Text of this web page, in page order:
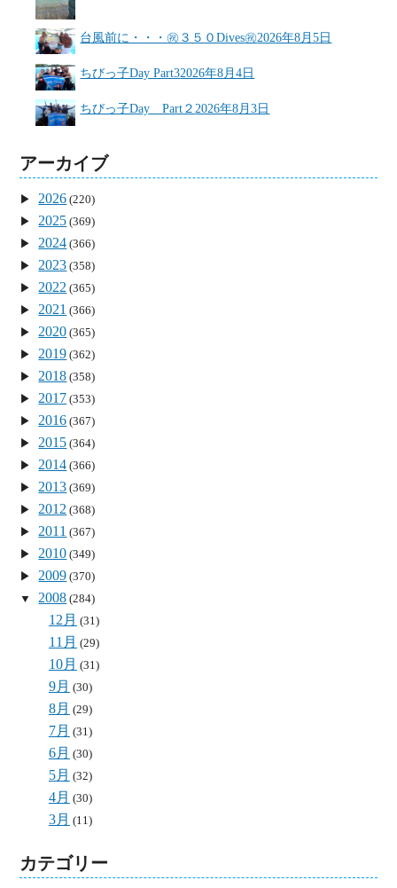
台風前に・・・㊗３５０Dives㊗2026年8月5日
ちびっ子Day Part32026年8月4日
ちびっ子Day Part２ 2026年8月3日
アーカイブ
2026 (220)
2025 (369)
2024 (366)
2023 (358)
2022 (365)
2021 (366)
2020 (365)
2019 (362)
2018 (358)
2017 (353)
2016 (367)
2015 (364)
2014 (366)
2013 (369)
2012 (368)
2011 (367)
2010 (349)
2009 (370)
2008 (284)
12月 (31)
11月 (29)
10月 (31)
9月 (30)
8月 (29)
7月 (31)
6月 (30)
5月 (32)
4月 (30)
3月 (11)
カテゴリー